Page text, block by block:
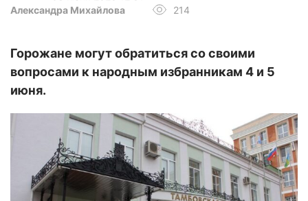
Александра Михайлова
214
Горожане могут обратиться со своими
вопросами к народным избранникам 4 и 5
июня.